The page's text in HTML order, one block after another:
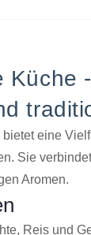
Küche
eine
Sie
Aromen.
Reis und